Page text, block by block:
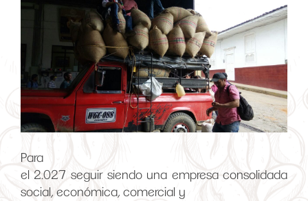
Para
el 2.027 seguir siendo una empresa consolidada
social, económica, comercial y